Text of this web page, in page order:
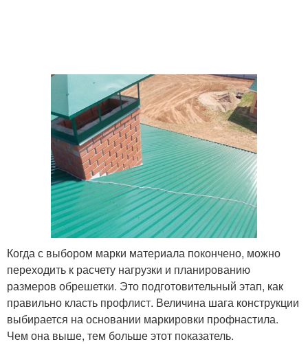
Когда с выбором марки материала покончено, можно
переходить к расчету нагрузки и планированию
размеров обрешетки. Это подготовительный этап, как
правильно класть профлист. Величина шага конструкции
выбирается на основании маркировки профнастила.
Чем она выше, тем больше этот показатель.